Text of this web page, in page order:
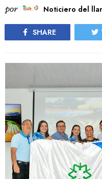
por Noticiero del
SHARE